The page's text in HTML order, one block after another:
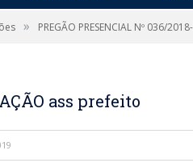
» PREGÃO PRESENCIAL Nº 036/
ass prefeito